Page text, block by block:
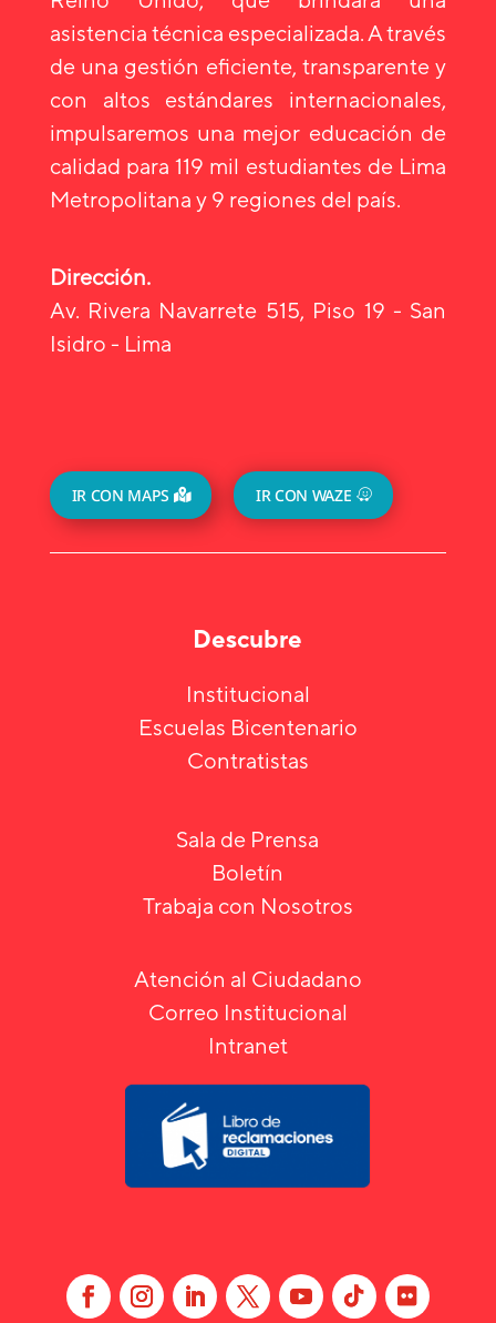
asistencia técnica especializada. A través
de una gestión eficiente, transparente y
con altos estándares internacionales,
impulsaremos una mejor educación de
calidad para 119 mil estudiantes de Lima
Metropolitana y 9 regiones del país.
Dirección.
Av. Rivera Navarrete 515, Piso 19 - San
Isidro - Lima
IR CON MAPS IR CON WAZE
Descubre
Institucional
Escuelas Bicentenario
Contratistas
Sala de Prensa
Boletín
Trabaja con Nosotros
Atención al Ciudadano
Correo Institucional
Intranet